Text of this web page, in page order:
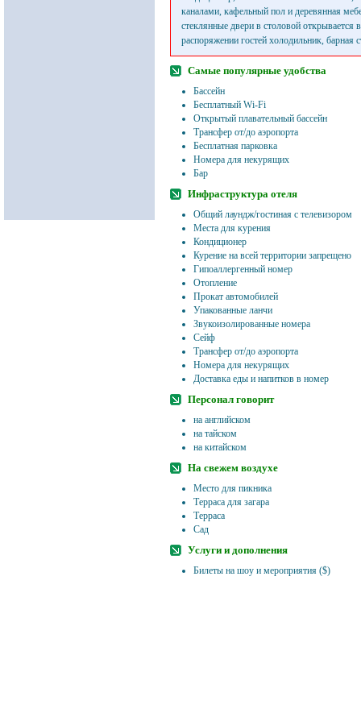
каналами, кафельный пол и деревянная
стеклянные двери в столовой открывается
распоряжении гостей холодильник, барная
Самые популярные удобства
Бассейн
Бесплатный Wi-Fi
Открытый плавательный бассейн
Трансфер от/до аэропорта
Бесплатная парковка
Номера для некурящих
Бар
Инфраструктура отеля
Общий лаундж/гостиная с телевизором
Места для курения
Кондиционер
Курение на всей территории запрещено
Гипоаллергенный номер
Отопление
Прокат автомобилей
Упакованные ланчи
Звукоизолированные номера
Сейф
Трансфер от/до аэропорта
Номера для некурящих
Доставка еды и напитков в номер
Персонал говорит
на английском
на тайском
на китайском
На свежем воздухе
Место для пикника
Терраса для загара
Терраса
Сад
Услуги и дополнения
Билеты на шоу и мероприятия ($)